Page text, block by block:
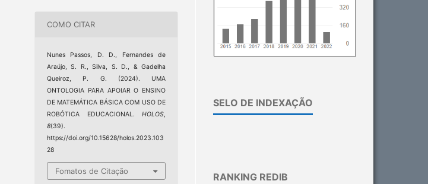
COMO CITAR
Nunes Passos, D. D., Fernandes de
Araújo, S. R., Silva, S. D., & Gadelha
Queiroz, P. G. (2024). UMA
ONTOLOGIA PARA APOIAR O ENSINO
DE MATEMÁTICA BÁSICA COM USO DE
ROBÓTICA EDUCACIONAL. HOLOS,
8(39).
https://doi.org/10.15628/holos.2023.103
28
Fomatos de Citação
SELO DE INDEXAÇÃO
RANKING REDIB